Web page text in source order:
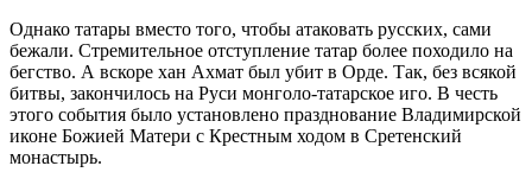
Однако татары вместо того, чтобы атаковать русских, сами
бежали. Стремительное отступление татар более походило на
бегство. А вскоре хан Ахмат был убит в Орде. Так, без всякой
битвы, закончилось на Руси монголо-татарское иго. В честь
этого события было установлено празднование Владимирской
иконе Божией Матери с Крестным ходом в Сретенский
монастырь.